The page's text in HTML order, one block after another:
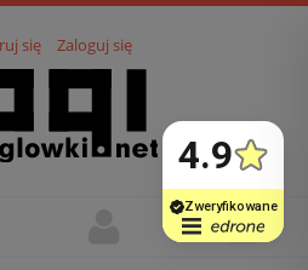
się Zaloguj się